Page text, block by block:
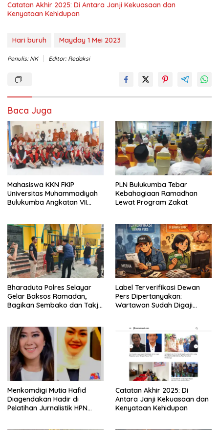
‎Catatan Akhir 2025: Di Antara Janji Kekuasaan dan
Kenyataan Kehidupan
Hari buruh Mayday 1 Mei 2023
Penulis: NK Editor: Redaksi
Baca Juga
Mahasiswa KKN FKIP
Universitas Muhammadiyah
Bulukumba Angkatan VII
PLN Bulukumba Tebar
Kebahagiaan Ramadhan
Lewat Program Zakat
Bharaduta Polres Selayar
Gelar Baksos Ramadan,
Bagikan Sembako dan Takjil
Label Terverifikasi Dewan
Pers Dipertanyakan:
Wartawan Sudah Digaji
Menkomdigi Mutia Hafid
Diagendakan Hadir di
Pelatihan Jurnalistik HPN
‎Catatan Akhir 2025: Di
Antara Janji Kekuasaan dan
Kenyataan Kehidupan